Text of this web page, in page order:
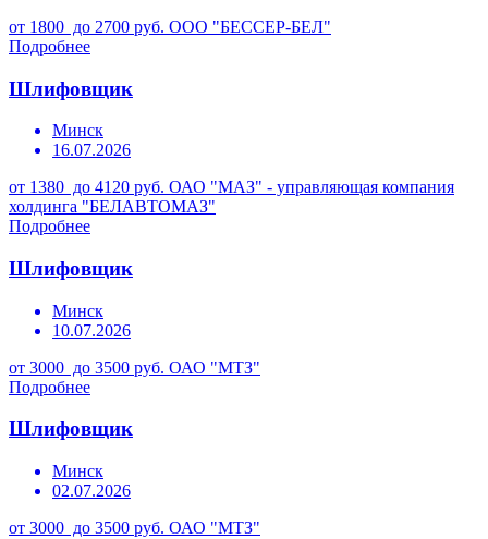
от 1800 до 2700 руб. ООО "БЕССЕР-БЕЛ"
Подробнее
Шлифовщик
Минск
16.07.2026
от 1380 до 4120 руб. ОАО "МАЗ" - управляющая компания
холдинга "БЕЛАВТОМАЗ"
Подробнее
Шлифовщик
Минск
10.07.2026
от 3000 до 3500 руб. ОАО "МТЗ"
Подробнее
Шлифовщик
Минск
02.07.2026
от 3000 до 3500 руб. ОАО "МТЗ"